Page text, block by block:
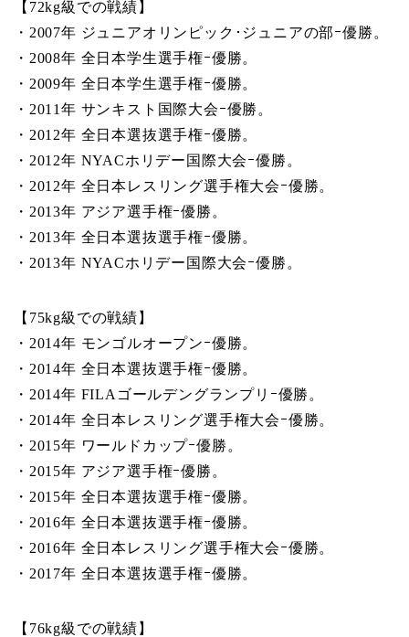
【72kg級での戦績】
・2007年 ジュニアオリンピック･ジュニアの部ｰ優勝。
・2008年 全日本学生選手権ｰ優勝。
・2009年 全日本学生選手権ｰ優勝。
・2011年 サンキスト国際大会ｰ優勝。
・2012年 全日本選抜選手権ｰ優勝。
・2012年 NYACホリデー国際大会ｰ優勝。
・2012年 全日本レスリング選手権大会ｰ優勝。
・2013年 アジア選手権ｰ優勝。
・2013年 全日本選抜選手権ｰ優勝。
・2013年 NYACホリデー国際大会ｰ優勝。
【75kg級での戦績】
・2014年 モンゴルオープンｰ優勝。
・2014年 全日本選抜選手権ｰ優勝。
・2014年 FILAゴールデングランプリｰ優勝。
・2014年 全日本レスリング選手権大会ｰ優勝。
・2015年 ワールドカップｰ優勝。
・2015年 アジア選手権ｰ優勝。
・2015年 全日本選抜選手権ｰ優勝。
・2016年 全日本選抜選手権ｰ優勝。
・2016年 全日本レスリング選手権大会ｰ優勝。
・2017年 全日本選抜選手権ｰ優勝。
【76kg級での戦績】